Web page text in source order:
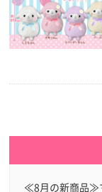
≪8月の新商品≫